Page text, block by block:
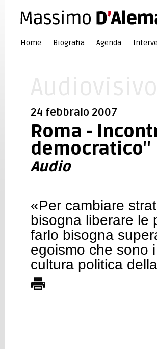
Home Biografia Agenda
24 febbraio 2007
Roma -
democratico"
Audio
«Per cambiare
bisogna liberare le
farlo bisogna
egoismo che sono
cultura politica